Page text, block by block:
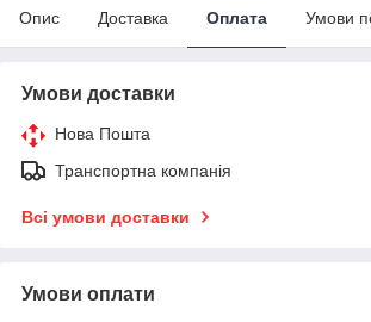
Опис Доставка Оплата Умови
Умови доставки
Нова Пошта
Транспортна компанія
Всі умови доставки
Умови оплати